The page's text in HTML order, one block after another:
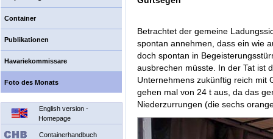
Container
Publikationen
Havariekommissare
Foto des Monats
English version -
Homepage
Containerhandbuch
Betrachtet der gemeine
spontan annehmen, dass ein wie
doch spontan in
ausbrechen müsste. In der Tat ist
Unternehmens zukünftig reich mit
gehen mal von 24 t aus, da das
Niederzurrungen (die sechs